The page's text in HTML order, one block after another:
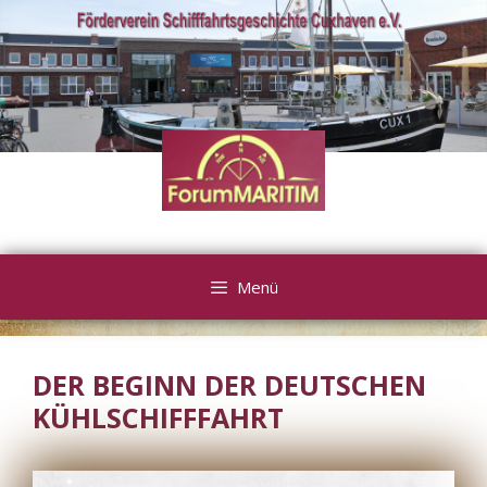
Inhalt
springen
Menü
DER BEGINN DER DEUTSCHEN
KÜHLSCHIFFFAHRT